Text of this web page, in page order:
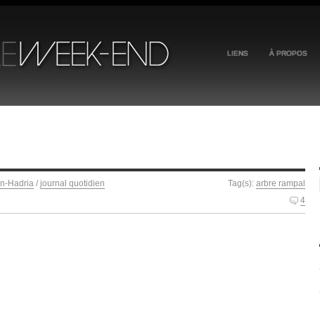
LIENS À PROPOS
Hadria / journal quotidien Tag(s): arbre rampal
4